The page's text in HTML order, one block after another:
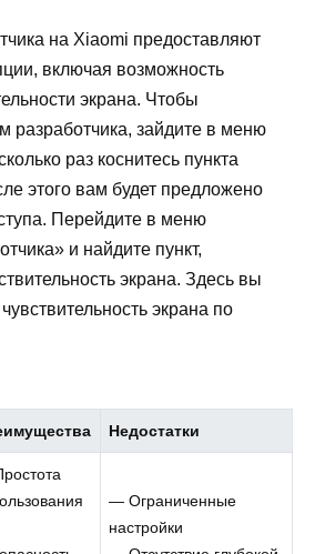
на Xiaomi предоставляют
включая возможность
экрана. Чтобы
разработчика, зайдите в меню
раз коснитесь пункта
этого вам будет предложено
Перейдите в меню
и найдите пункт,
экрана. Здесь вы
экрана по
Недостатки
— Ограниченные
настройки